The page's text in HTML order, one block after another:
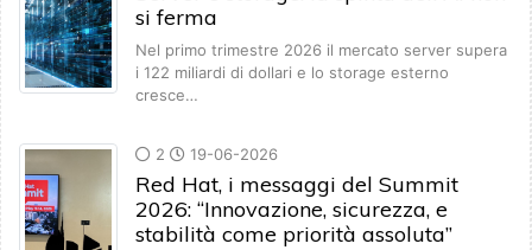
si ferma
Nel primo trimestre 2026 il mercato server supera
i 122 miliardi di dollari e lo storage esterno
cresce…
2 19-06-2026
Red Hat, i messaggi del Summit
2026: “Innovazione, sicurezza, e
stabilità come priorità assoluta”